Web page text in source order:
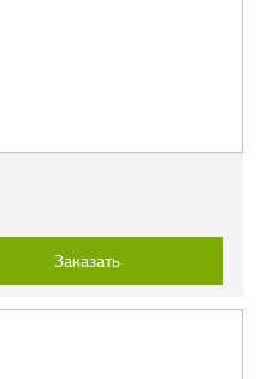
Заказать